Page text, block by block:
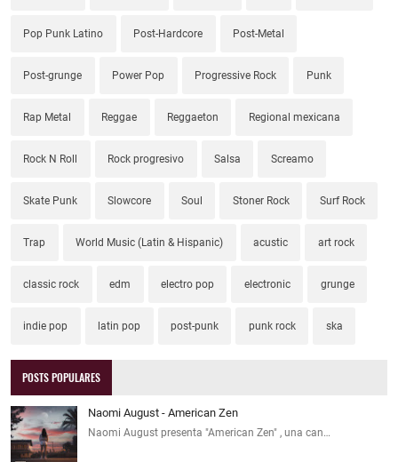
Pop Punk Latino Post-Hardcore Post-Metal
Post-grunge Power Pop Progressive Rock Punk
Rap Metal Reggae Reggaeton Regional mexicana
Rock N Roll Rock progresivo Salsa Screamo
Skate Punk Slowcore Soul Stoner Rock Surf Rock
Trap World Music (Latin & Hispanic) acustic art rock
classic rock edm electro pop electronic grunge
indie pop latin pop post-punk punk rock ska
POSTS POPULARES
Naomi August - American Zen
Naomi August presenta "American Zen" , una can…